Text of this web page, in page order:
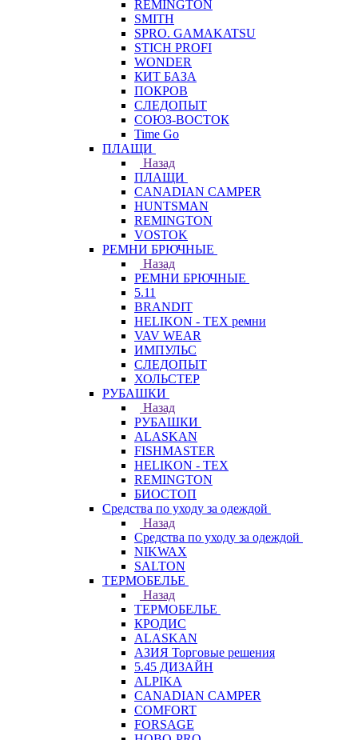
REMINGTON
SMITH
SPRO. GAMAKATSU
STICH PROFI
WONDER
КИТ БАЗА
ПОКРОВ
СЛЕДОПЫТ
СОЮЗ-ВОСТОК
Time Go
ПЛАЩИ
Назад
ПЛАЩИ
CANADIAN CAMPER
HUNTSMAN
REMINGTON
VOSTOK
РЕМНИ БРЮЧНЫЕ
Назад
РЕМНИ БРЮЧНЫЕ
5.11
BRANDIT
HELIKON - TEX ремни
VAV WEAR
ИМПУЛЬС
СЛЕДОПЫТ
ХОЛЬСТЕР
РУБАШКИ
Назад
РУБАШКИ
ALASKAN
FISHMASTER
HELIKON - TEX
REMINGTON
БИОСТОП
Средства по уходу за одеждой
Назад
Средства по уходу за одеждой
NIKWAX
SALTON
ТЕРМОБЕЛЬЕ
Назад
ТЕРМОБЕЛЬЕ
КРОДИС
ALASKAN
АЗИЯ Торговые решения
5.45 ДИЗАЙН
ALPIKA
CANADIAN CAMPER
COMFORT
FORSAGE